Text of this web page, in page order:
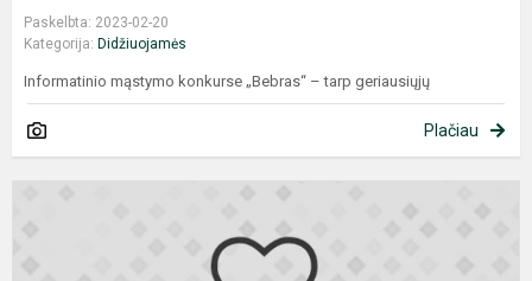
Paskelbta: 2023-02-20
Kategorija: Didžiuojamės
Informatinio mąstymo konkurse „Bebras“ – tarp geriausiųjų
Plačiau